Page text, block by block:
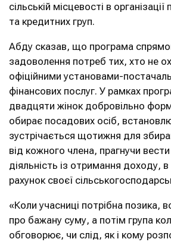
сільській місцевості в
та кредитних груп.
Абду сказав, що програма
задоволення потреб тих, хто не
офіційними установами-
фінансових послуг. У рамках
двадцяти жінок добровільно
обирає посадових осіб,
зустрічається щотижня для
від кожного члена, прагнучи вести
діяльність із отримання доходу,
рахунок своєї
«Коли учасниці потрібна позика,
про бажану суму, а потім група
обговорює, чи слід, як і кому